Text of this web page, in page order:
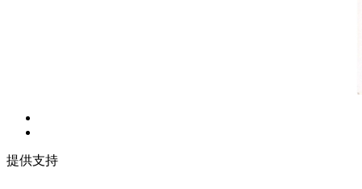
提供支持